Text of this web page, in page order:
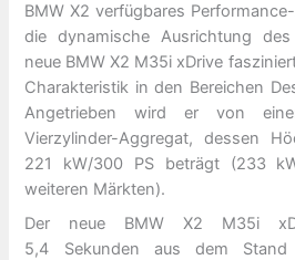
BMW X2 verfügbares
die dynamische Ausrichtung
neue BMW X2 M35i xDrive
Charakteristik in den Bereichen
Angetrieben wird er von
Vierzylinder-Aggregat, dessen
221 kW/300 PS beträgt (233
weiteren Märkten).
Der neue BMW X2 M35i
5,4 Sekunden aus dem